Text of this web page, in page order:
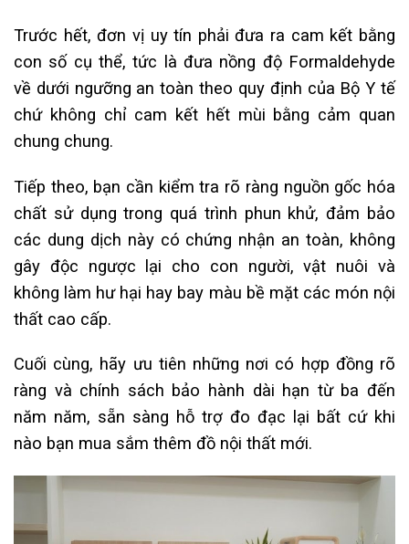
Trước hết, đơn vị uy tín phải đưa ra cam kết bằng
con số cụ thể, tức là đưa nồng độ Formaldehyde
về dưới ngưỡng an toàn theo quy định của Bộ Y tế
chứ không chỉ cam kết hết mùi bằng cảm quan
chung chung.
Tiếp theo, bạn cần kiểm tra rõ ràng nguồn gốc hóa
chất sử dụng trong quá trình phun khử, đảm bảo
các dung dịch này có chứng nhận an toàn, không
gây độc ngược lại cho con người, vật nuôi và
không làm hư hại hay bay màu bề mặt các món nội
thất cao cấp.
Cuối cùng, hãy ưu tiên những nơi có hợp đồng rõ
ràng và chính sách bảo hành dài hạn từ ba đến
năm năm, sẵn sàng hỗ trợ đo đạc lại bất cứ khi
nào bạn mua sắm thêm đồ nội thất mới.